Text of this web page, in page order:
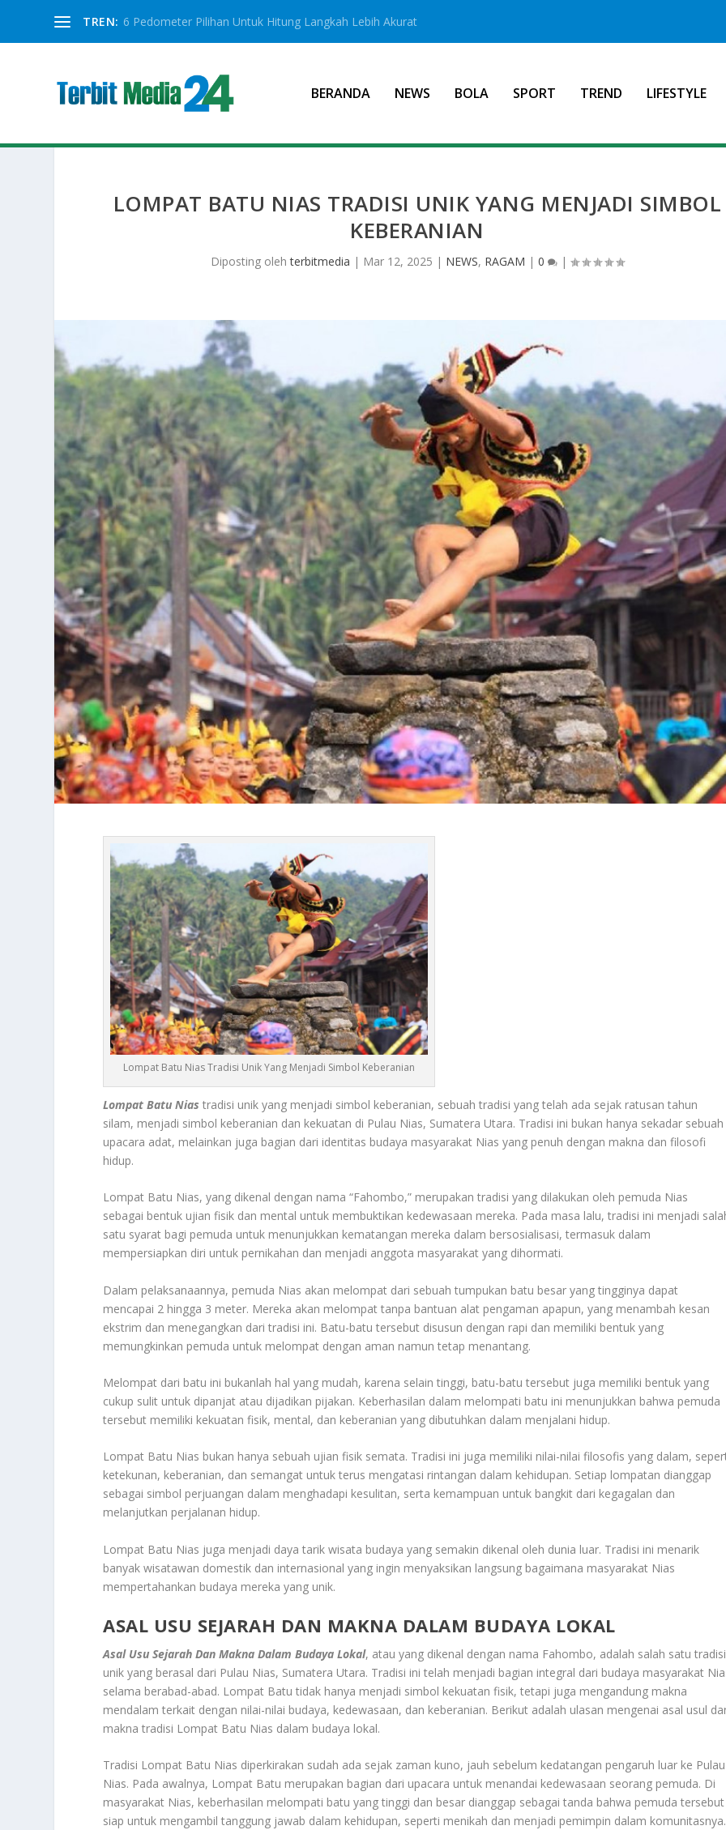
TREN: 6 Pedometer Pilihan Untuk Hitung Langkah Lebih Akurat
BERANDA NEWS BOLA SPORT TREND LIFESTYLE
LOMPAT BATU NIAS TRADISI UNIK YANG MENJADI SIMBOL
KEBERANIAN
Diposting olehterbitmedia | Mar 12, 2025 | NEWS, RAGAM | 0 |
Lompat Batu Nias Tradisi Unik Yang Menjadi Simbol Keberanian
Lompat Batu Nias tradisi unik yang menjadi simbol keberanian, sebuah tradisi yang telah ada sejak ratusan tahun
silam, menjadi simbol keberanian dan kekuatan di Pulau Nias, Sumatera Utara. Tradisi ini bukan hanya sekadar sebuah
upacara adat, melainkan juga bagian dari identitas budaya masyarakat Nias yang penuh dengan makna dan filosofi
hidup.
Lompat Batu Nias, yang dikenal dengan nama “Fahombo,” merupakan tradisi yang dilakukan oleh pemuda Nias
sebagai bentuk ujian fisik dan mental untuk membuktikan kedewasaan mereka. Pada masa lalu, tradisi ini menjadi
satu syarat bagi pemuda untuk menunjukkan kematangan mereka dalam bersosialisasi, termasuk dalam
mempersiapkan diri untuk pernikahan dan menjadi anggota masyarakat yang dihormati.
Dalam pelaksanaannya, pemuda Nias akan melompat dari sebuah tumpukan batu besar yang tingginya dapat
mencapai 2 hingga 3 meter. Mereka akan melompat tanpa bantuan alat pengaman apapun, yang menambah kesan
ekstrim dan menegangkan dari tradisi ini. Batu-batu tersebut disusun dengan rapi dan memiliki bentuk yang
memungkinkan pemuda untuk melompat dengan aman namun tetap menantang.
Melompat dari batu ini bukanlah hal yang mudah, karena selain tinggi, batu-batu tersebut juga memiliki bentuk yang
cukup sulit untuk dipanjat atau dijadikan pijakan. Keberhasilan dalam melompati batu ini menunjukkan bahwa pemuda
tersebut memiliki kekuatan fisik, mental, dan keberanian yang dibutuhkan dalam menjalani hidup.
Lompat Batu Nias bukan hanya sebuah ujian fisik semata. Tradisi ini juga memiliki nilai-nilai filosofis yang dalam,
ketekunan, keberanian, dan semangat untuk terus mengatasi rintangan dalam kehidupan. Setiap lompatan dianggap
sebagai simbol perjuangan dalam menghadapi kesulitan, serta kemampuan untuk bangkit dari kegagalan dan
melanjutkan perjalanan hidup.
Lompat Batu Nias juga menjadi daya tarik wisata budaya yang semakin dikenal oleh dunia luar. Tradisi ini menarik
banyak wisatawan domestik dan internasional yang ingin menyaksikan langsung bagaimana masyarakat Nias
mempertahankan budaya mereka yang unik.
ASAL USU SEJARAH DAN MAKNA DALAM BUDAYA LOKAL
Asal Usu Sejarah Dan Makna Dalam Budaya Lokal, atau yang dikenal dengan nama Fahombo, adalah salah satu tradisi
unik yang berasal dari Pulau Nias, Sumatera Utara. Tradisi ini telah menjadi bagian integral dari budaya masyarakat
selama berabad-abad. Lompat Batu tidak hanya menjadi simbol kekuatan fisik, tetapi juga mengandung makna
mendalam terkait dengan nilai-nilai budaya, kedewasaan, dan keberanian. Berikut adalah ulasan mengenai asal usul
makna tradisi Lompat Batu Nias dalam budaya lokal.
Tradisi Lompat Batu Nias diperkirakan sudah ada sejak zaman kuno, jauh sebelum kedatangan pengaruh luar ke Pulau
Nias. Pada awalnya, Lompat Batu merupakan bagian dari upacara untuk menandai kedewasaan seorang pemuda. Di
masyarakat Nias, keberhasilan melompati batu yang tinggi dan besar dianggap sebagai tanda bahwa pemuda tersebut
siap untuk mengambil tanggung jawab dalam kehidupan, seperti menikah dan menjadi pemimpin dalam komunitasnya.